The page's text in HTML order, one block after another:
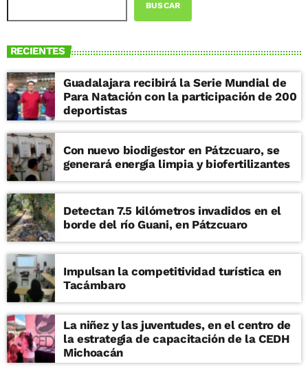
BUSCAR
RECIENTES
Guadalajara recibirá la Serie Mundial de
Para Natación con la participación de 200
deportistas
Con nuevo biodigestor en Pátzcuaro, se
generará energía limpia y biofertilizantes
Detectan 7.5 kilómetros invadidos en el
borde del río Guani, en Pátzcuaro
Impulsan la competitividad turística en
Tacámbaro
La niñez y las juventudes, en el centro de
la estrategia de capacitación de la CEDH
Michoacán